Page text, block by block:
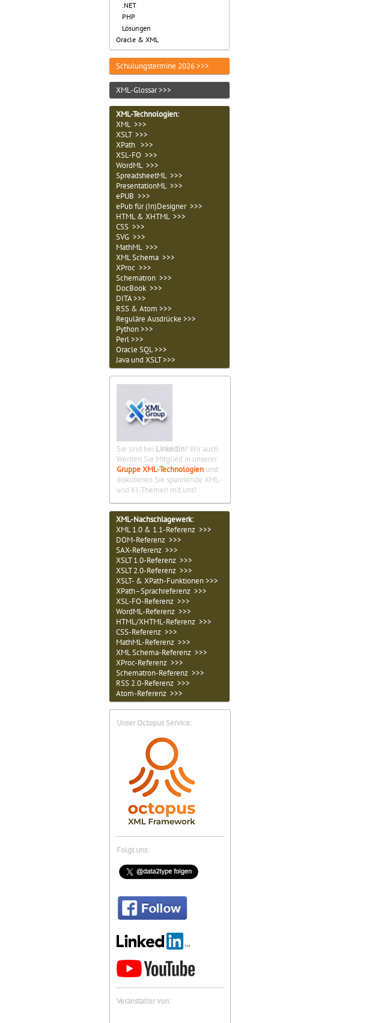
.NET
PHP
Lösungen
Oracle & XML
Schulungstermine 2026 >>>
XML-Glossar >>>
XML-Technologien:
XML >>>
XSLT >>>
XPath >>>
XSL-FO >>>
WordML >>>
SpreadsheetML >>>
PresentationML >>>
ePUB >>>
ePub für (In)Designer >>>
HTML & XHTML >>>
CSS >>>
SVG >>>
MathML >>>
XML Schema >>>
XProc >>>
Schematron >>>
DocBook >>>
DITA >>>
RSS & Atom >>>
Reguläre Ausdrücke >>>
Python >>>
Perl >>>
Oracle SQL >>>
Java und XSLT >>>
Sie sind bei LinkedIn? Wir auch.
Werden Sie Mitglied in unserer
Gruppe XML-Technologien und
diskutieren Sie spannende XML-
und KI-Themen mit uns!
XML-Nachschlagewerk:
XML 1.0 & 1.1-Referenz >>>
DOM-Referenz >>>
SAX-Referenz >>>
XSLT 1.0-Referenz >>>
XSLT 2.0-Referenz >>>
XSLT- & XPath-Funktionen >>>
XPath–Sprachreferenz >>>
XSL-FO-Referenz >>>
WordML-Referenz >>>
HTML/XHTML-Referenz >>>
CSS-Referenz >>>
MathML-Referenz >>>
XML Schema-Referenz >>>
XProc-Referenz >>>
Schematron-Referenz >>>
RSS 2.0-Referenz >>>
Atom-Referenz >>>
Unser Octopus Service:
Folgt uns:
Veranstalter von: